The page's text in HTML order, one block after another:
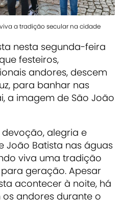
a tradição secular na cidade
nesta segunda-feira
festeiros,
andores, descem
para banhar nas
a imagem de São João
alegria e
João Batista nas águas
viva uma tradição
geração. Apesar
acontecer à noite, há
andores durante o